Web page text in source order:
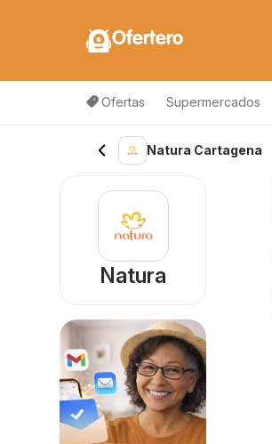
Ofertero
Ofertas Supermercados
Natura Cartagena
Natura